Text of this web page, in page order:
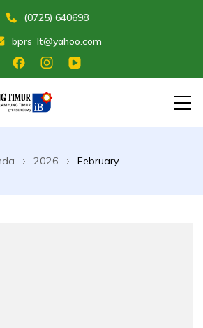
(0725) 640698
bprs_lt@yahoo.com
2026 February